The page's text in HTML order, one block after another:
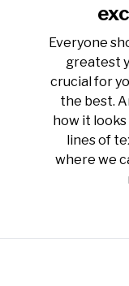
Everyone
greatest
crucial for
the best.
how it
lines of
where we